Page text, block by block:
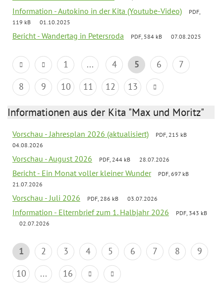
Information - Autokino in der Kita (Youtube-Video)
PDF,
119 kB
01.10.2025
Bericht - Wandertag in Petersroda PDF, 584 kB 07.08.2025
1 ... 4 5 6
7
8
9 10 11 12 13
Informationen aus der Kita "Max und Moritz"
Vorschau - Jahresplan 2026 (aktualisiert)
PDF, 215 kB
04.08.2026
Vorschau - August 2026 PDF, 244 kB 28.07.2026
Bericht - Ein Monat voller kleiner Wunder
PDF, 697 kB
21.07.2026
Vorschau - Juli 2026 PDF, 286 kB 03.07.2026
Information - Elternbrief zum 1. Halbjahr 2026
PDF, 343 kB
02.07.2026
1 2 3 4 5 6 7 8
9
10
... 16